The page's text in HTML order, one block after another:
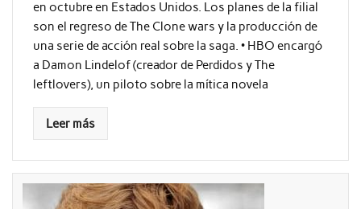
en octubre en Estados Unidos. Los planes de la filial
son el regreso de The Clone wars y la producción de
una serie de acción real sobre la saga. • HBO encargó
a Damon Lindelof (creador de Perdidos y The
leftlovers), un piloto sobre la mítica novela
Leer más